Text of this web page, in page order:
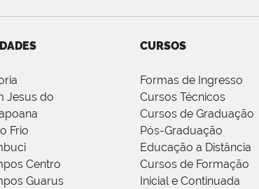
Jesus do
Frio
Centro
Guarus
CURSOS
Formas de Ingresso
Cursos Técnicos
Cursos de Graduação
Pós-Graduação
Educação a Distância
Cursos de Formação
Inicial e Continuada